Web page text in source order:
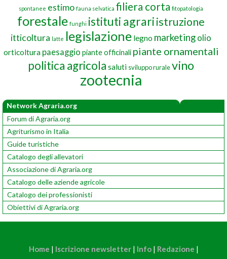
spontanee estimo fauna selvatica filiera corta fitopatologia
forestale funghi istituti agrariistruzione
itticoltura latte legislazione legno marketingolio
orticoltura paesaggio piante officinali piante ornamentali
politica agricola saluti sviluppo ruralevino
zootecnia
Network Agraria.org
Forum di Agraria.org
Agriturismo in Italia
Guide turistiche
Catalogo degli allevatori
Associazione di Agraria.org
Catalogo delle aziende agricole
Catalogo dei professionisti
Obiettivi di Agraria.org
Home | Iscrizione newsletter| Info| Redazione |